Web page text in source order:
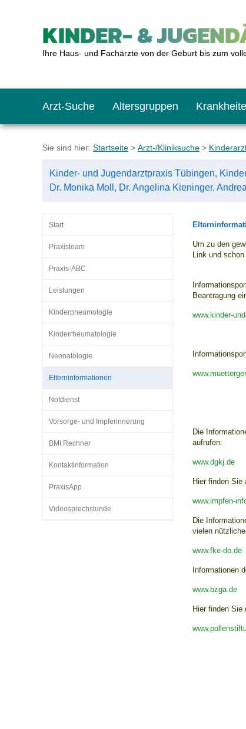
KINDER- &
Ihre Haus- und Fachärzte von der Geburt bis zum
Arzt-Suche Altersgruppen
Das erste Jahr
Kleinkinder
Schulkinder
Jugendliche
Baby: U1 bis
Kleinkind: U7
Schulkind:
Teenager: J1
Impfkalender
Impfen: Wann
Was muss
Impfreaktionen
Impfsicherheit
Recht auf
Notrufnummern
Giftnotruf
Hausapotheke
Notdienste
Notdienste
Sozialpädiatrie
Link-Tipps
BMI-Rechner
Körpergrößen-
Wachstum-
Material zu
U0-Vorsorge
Sie sind hier: Startseite > Arzt-/Kliniksuche >
Kinder- und Jugendarztpraxis Tübingen,
Dr. Monika Moll, Dr. Angelina Kieninger,
Start
Praxisteam
Praxis-ABC
Leistungen
Kinderpneumologie
Kinderrheumatologie
Neonatologie
Elterninformationen
Notdienst
Vorsorge- und Impferinnerung
BMI Rechner
Kontaktinformation
PraxisApp
Videosprechstunde
Um zu den
Link und
Beantragung
www.kinder-
Die
aufrufen:
www.dgkj.de
Hier finden
www.impfen-
Die
vielen
www.fke-do.de
Informationen
www.bzga.de
Hier finden